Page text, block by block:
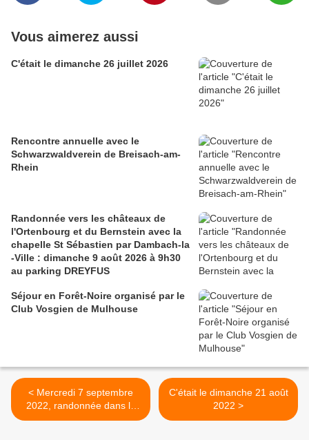
Vous aimerez aussi
C'était le dimanche 26 juillet 2026
Rencontre annuelle avec le
Schwarzwaldverein de Breisach-am-
Rhein
Randonnée vers les châteaux de
l'Ortenbourg et du Bernstein avec la
chapelle St Sébastien par Dambach-la
-Ville : dimanche 9 août 2026 à 9h30
au parking DREYFUS
Séjour en Forêt-Noire organisé par le
Club Vosgien de Mulhouse
< Mercredi 7 septembre
2022, randonnée dans la
Haute Vallée de la Bruche
C'était le dimanche 21 août
2022 >